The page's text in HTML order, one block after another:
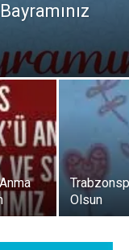
Olsun